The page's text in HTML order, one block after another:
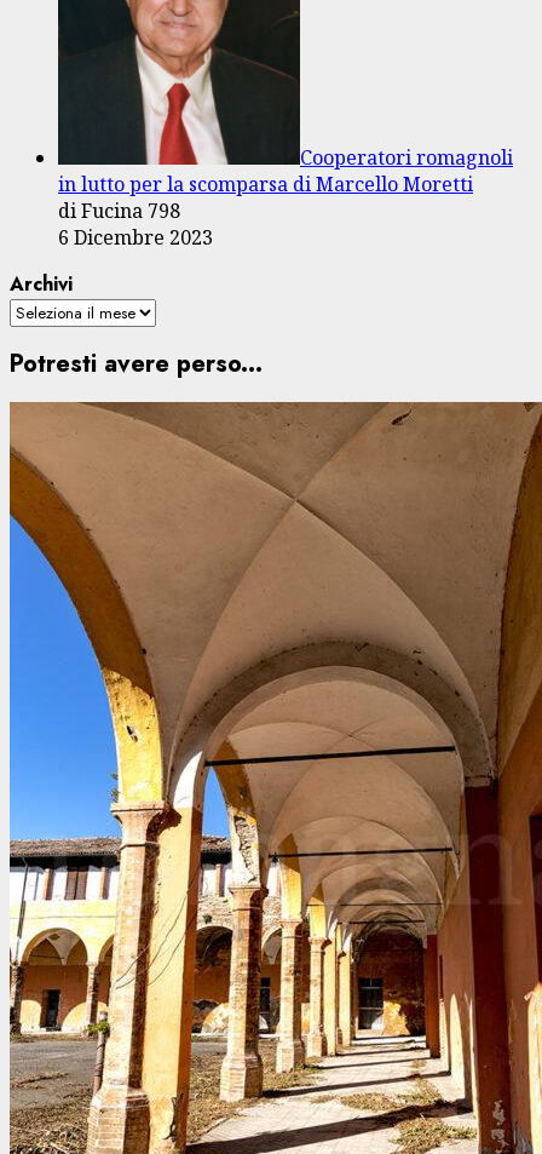
Cooperatori romagnoli
in lutto per la scomparsa di Marcello Moretti
di Fucina 798
6 Dicembre 2023
Archivi
Potresti avere perso...